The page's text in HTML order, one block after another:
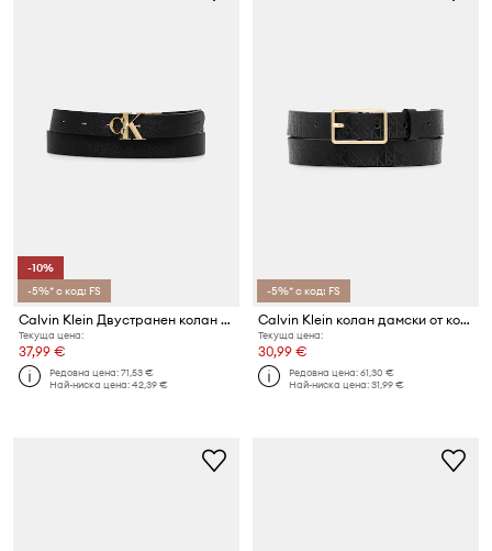
-10%
-5%* с код: FS
Calvin Klein Двустранен колан дамски от кожа
Текуща цена:
37,99 €
Редовна цена:71,53 €
Най-ниска цена:42,39 €
-5%* с код: FS
Calvin Klein колан дамски от кожа
Текуща цена:
30,99 €
Редовна цена:61,30 €
Най-ниска цена:31,99 €